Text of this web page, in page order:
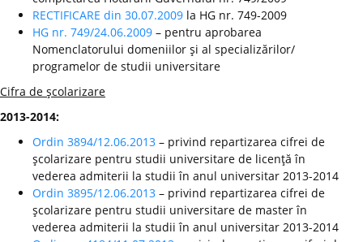
RECTIFICARE din 30.07.2009 la HG nr. 749-2009
HG nr. 749/24.06.2009 – pentru aprobarea
Nomenclatorului domeniilor şi al specializărilor/
programelor de studii universitare
Cifra de şcolarizare
2013-2014:
Ordin 3894/12.06.2013 – privind repartizarea cifrei de
şcolarizare pentru studii universitare de licenţă în
vederea admiterii la studii în anul universitar 2013-2014
Ordin 3895/12.06.2013 – privind repartizarea cifrei de
şcolarizare pentru studii universitare de master în
vederea admiterii la studii în anul universitar 2013-2014